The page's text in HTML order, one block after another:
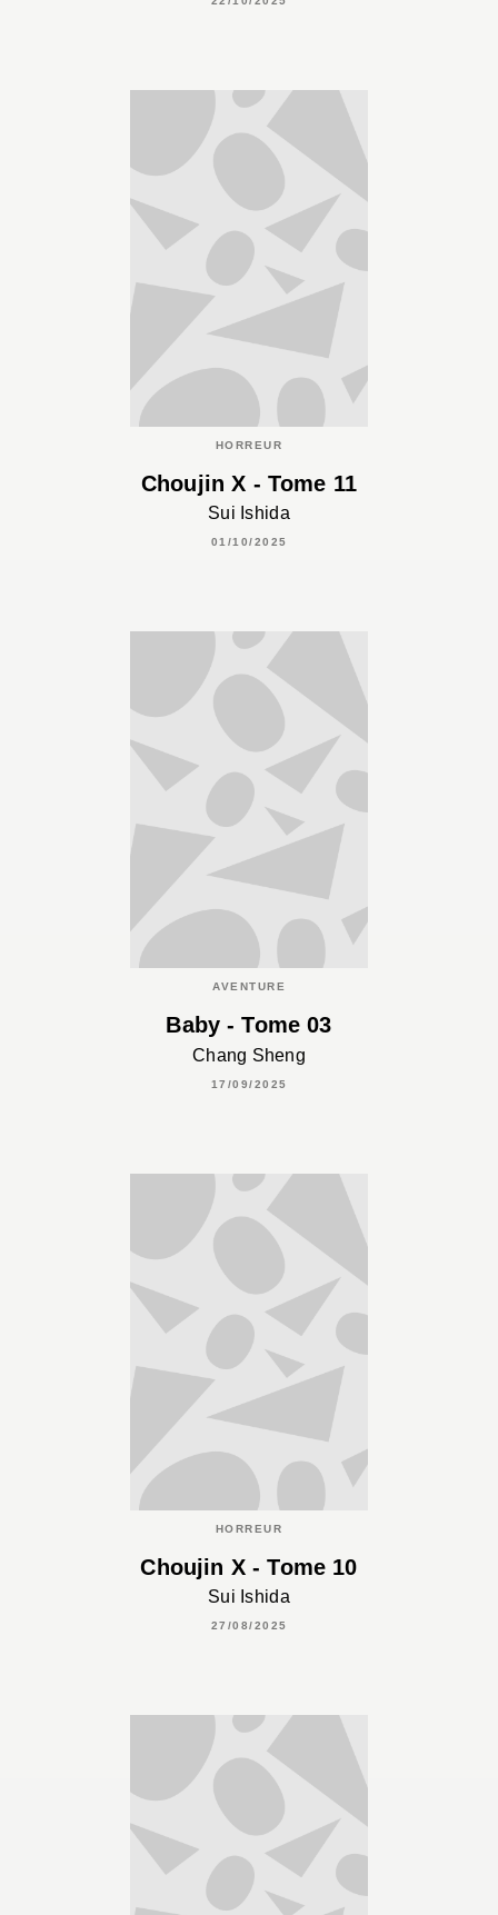
HORREUR
Choujin X - Tome 11
Sui Ishida
01/10/2025
AVENTURE
Baby - Tome 03
Chang Sheng
17/09/2025
HORREUR
Choujin X - Tome 10
Sui Ishida
27/08/2025